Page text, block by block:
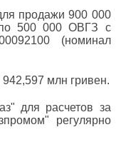
продажи 900 000
500 000 ОВГЗ с
(номинал
млн гривен.
для расчетов за
регулярно